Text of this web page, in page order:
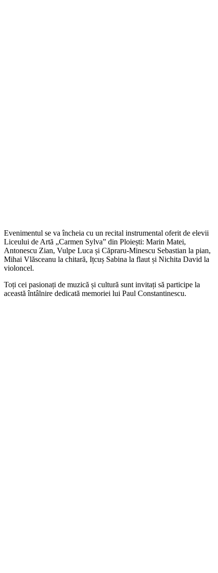
Evenimentul se va încheia cu un recital instrumental oferit de elevii
Liceului de Artă „Carmen Sylva” din Ploiești: Marin Matei,
Antonescu Zian, Vulpe Luca și Căpraru-Minescu Sebastian la pian,
Mihai Vlăsceanu la chitară, Ițcuș Sabina la flaut și Nichita David la
violoncel.
Toți cei pasionați de muzică și cultură sunt invitați să participe la
această întâlnire dedicată memoriei lui Paul Constantinescu.